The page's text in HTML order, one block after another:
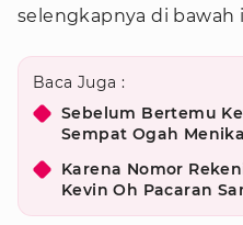
selengkapnya di bawah
Baca Juga :
Sebelum Bertemu
Sempat Ogah
Karena Nomor
Kevin Oh Pacaran